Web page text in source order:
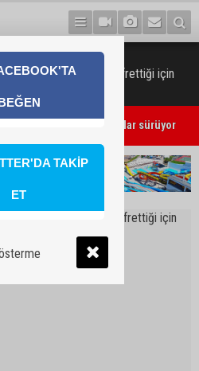
öldüren zanlı: Küfrettiği için
tarafından yakalandı
TAKİP
ET